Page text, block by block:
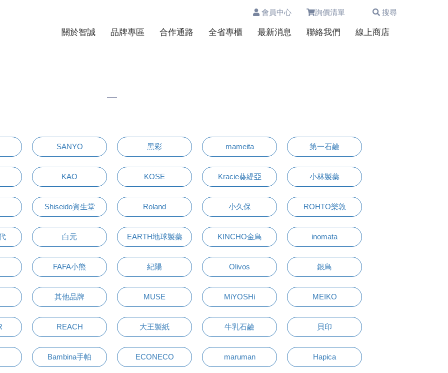
會員中心 詢價清單 搜尋
關於智誠 品牌專區 合作通路 全省專櫃 最新消息 聯絡我們 線上商店
SANYO 黑彩 mameita 第一石鹼
KAO KOSE Kracie葵緹亞 小林製藥
Shiseido資生堂 Roland 小久保 ROHTO樂敦
白元 EARTH地球製藥 KINCHO金鳥 inomata
FAFA小熊 紀陽 Olivos 銀鳥
其他品牌 MUSE MiYOSHi MEIKO
REACH 大王製紙 牛乳石鹼 貝印
Bambina手帕 ECONECO maruman Hapica